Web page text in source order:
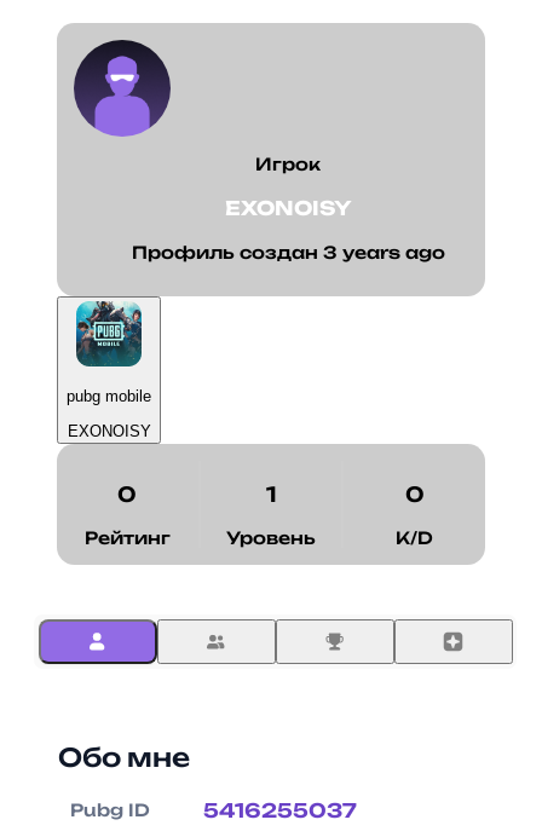
Игрок
EXONOISY
Профиль создан 3 years ago
pubg mobile
EXONOISY
0
Рейтинг
1
Уровень
0
K/D
Обо мне
Pubg ID 5416255037